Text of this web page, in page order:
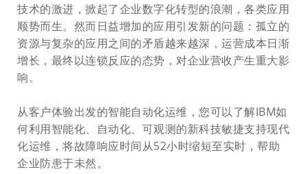
技术的激进，掀起了企业数字化转型的浪潮，各类应用
顺势而生。然而日益增加的应用引发新的问题：孤立的
资源与复杂的应用之间的矛盾越来越深，运营成本日渐
增长，最终以连锁反应的态势，对企业营收产生重大影
响。
从客户体验出发的智能自动化运维，您可以了解IBM如
何利用智能化、自动化、可观测的新科技敏捷支持现代
化运维，将故障响应时间从52小时缩短至实时，帮助
企业防患于未然。